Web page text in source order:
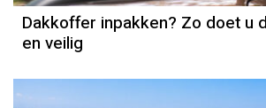
Dakkoffer inpakken? Zo doet u
en veilig